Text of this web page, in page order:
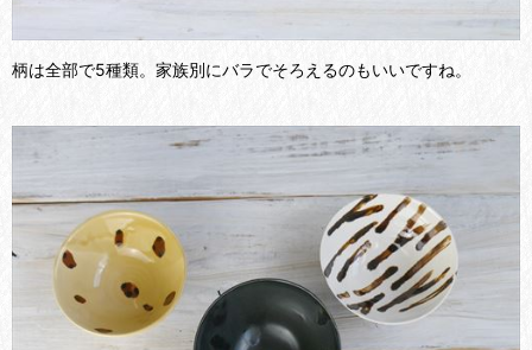
柄は全部で5種類。家族別にバラでそろえるのもいいですね。